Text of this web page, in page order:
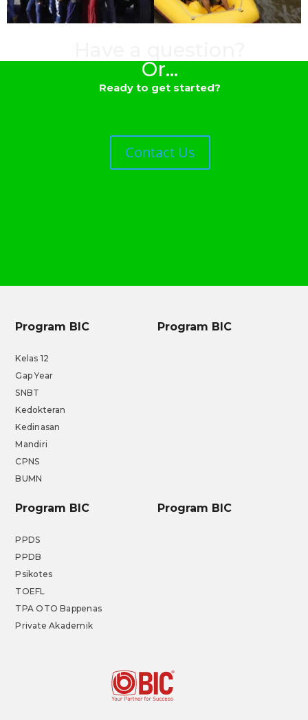
Or...
Ready to get started?
Contact Us
Program BIC
Kelas 12
Gap Year
SNBT
Kedokteran
Kedinasan
Mandiri
CPNS
BUMN
Program BIC
Program BIC
PPDS
PPDB
Psikotes
TOEFL
TPA OTO Bappenas
Private Akademik
Program BIC